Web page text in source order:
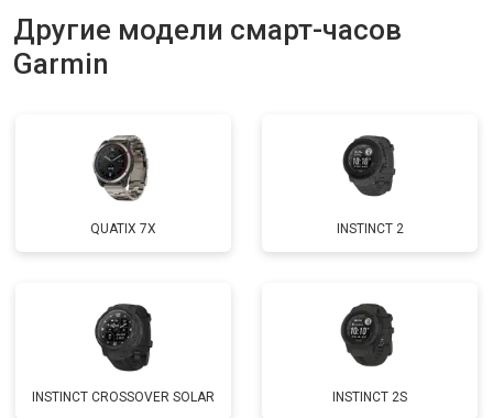
Другие модели смарт-часов
Garmin
QUATIX 7X INSTINCT 2
INSTINCT CROSSOVER SOLAR INSTINCT 2S